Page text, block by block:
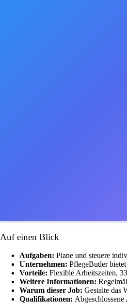
Auf einen Blick
Aufgaben: Plane und steuere
Unternehmen: PflegeButler
Vorteile: Flexible Arbeitszeiten,
Weitere Informationen:
Warum dieser Job: Gestalte das
Qualifikationen: